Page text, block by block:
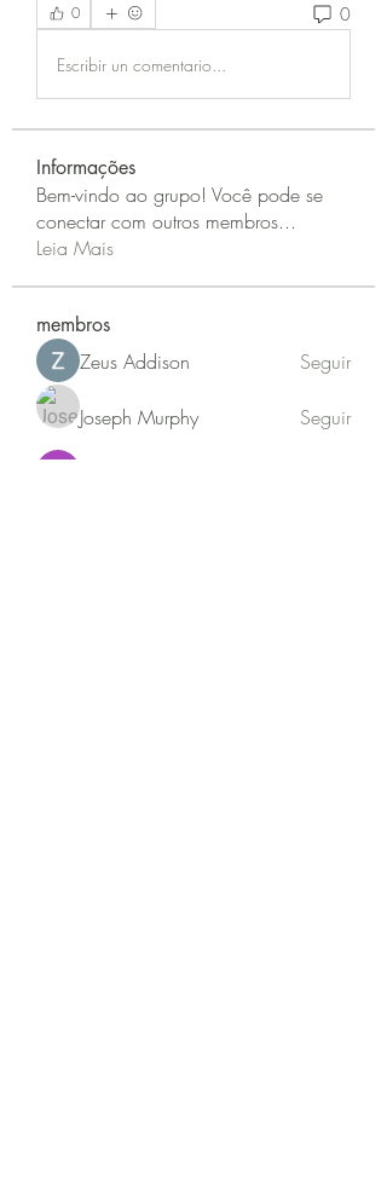
0 0
Escribir un comentario...
Informações
Bem-vindo ao grupo! Você pode se
conectar com outros membros...
Leia Mais
membros
Zeus Addison Seguir
Joseph Murphy Seguir